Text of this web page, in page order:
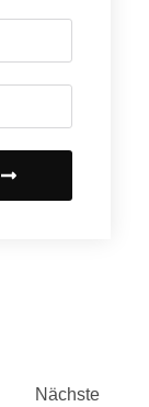
Nächste